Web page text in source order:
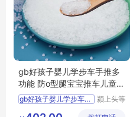
gb好孩子婴儿学步车手推多
功能 防o型腿宝宝推车儿童助
步车防侧翻
gb好孩子婴儿学步车手推
颍上头等